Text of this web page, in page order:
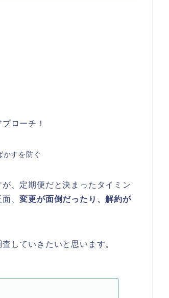
ローチ！
かすを防ぐ
、定期便だと決まったタイミン
面、変更が面倒だったり、解約が
していきたいと思います。